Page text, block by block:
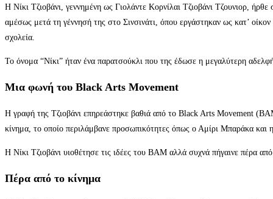
Η Νίκι Τζιοβάνι, γεννημένη ως Γιολάντε Κορνίλαι Τζιοβάνι Τζουνιορ,
αμέσως μετά τη γέννησή της στο Σινσινάτι, όπου εργάστηκαν ως κατ’
σχολεία.
Το όνομα “Νίκι” ήταν ένα παρατσούκλι που της έδωσε η μεγαλύτερη
Μια φωνή του Black Arts Movement
Η γραφή της Τζιοβάνι επηρεάστηκε βαθιά από το Black Arts Movement
κίνημα, το οποίο περιλάμβανε προσωπικότητες όπως ο Αμίρι Μπαράκα και
Η Νίκι Τζιοβάνι υιοθέτησε τις ιδέες του BAM αλλά συχνά πήγαινε πέρα
Πέρα από το κίνημα